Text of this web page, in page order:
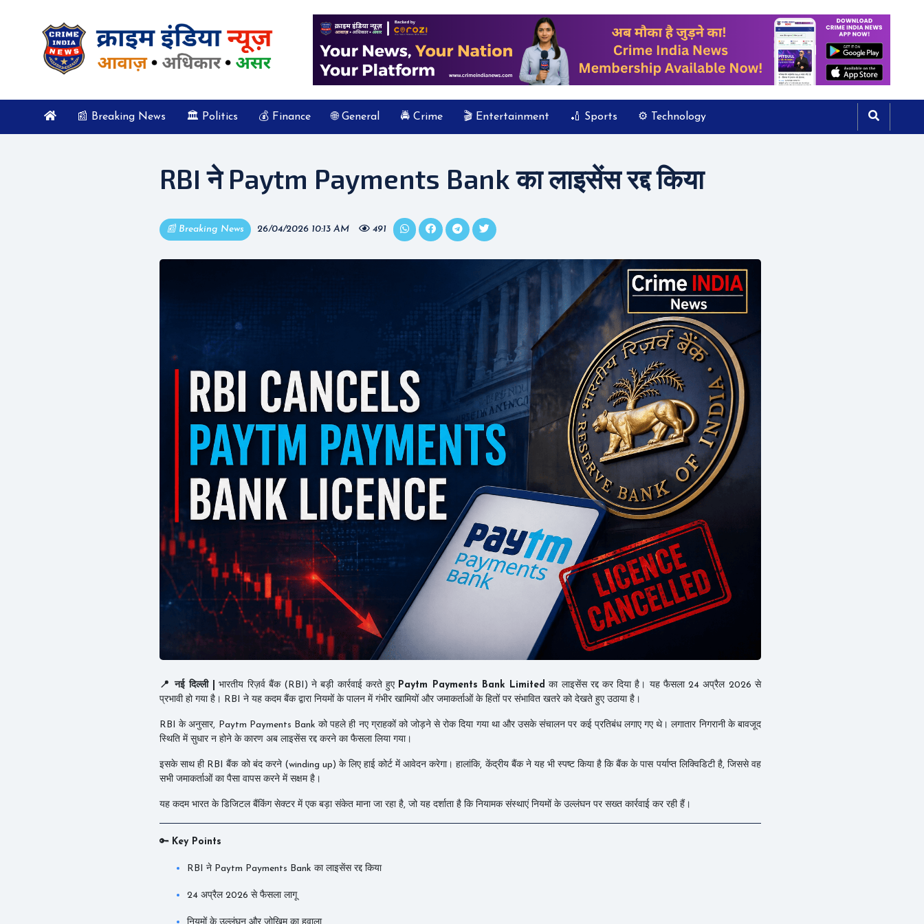
📰 Breaking News 🏛️ Politics 💰 Finance 🌐 General 🚔 Crime 🎬 Entertainment 🏏 Sports ⚙️ Technology
RBI ने Paytm Payments Bank का लाइसेंस रद्द किया
📰 Breaking News 26/04/2026 10:13 AM 491
📍 नई दिल्ली | भारतीय रिज़र्व बैंक (RBI) ने बड़ी कार्रवाई करते हुए Paytm Payments Bank Limited का लाइसेंस रद्द कर दिया है। यह फैसला 24 अप्रैल 2026 से
प्रभावी हो गया है। RBI ने यह कदम बैंक द्वारा नियमों के पालन में गंभीर खामियों और जमाकर्ताओं के हितों पर संभावित खतरे को देखते हुए उठाया है।
RBI के अनुसार, Paytm Payments Bank को पहले ही नए ग्राहकों को जोड़ने से रोक दिया गया था और उसके संचालन पर कई प्रतिबंध लगाए गए थे। लगातार निगरानी के बावजूद
स्थिति में सुधार न होने के कारण अब लाइसेंस रद्द करने का फैसला लिया गया।
इसके साथ ही RBI बैंक को बंद करने (winding up) के लिए हाई कोर्ट में आवेदन करेगा। हालांकि, केंद्रीय बैंक ने यह भी स्पष्ट किया है कि बैंक के पास पर्याप्त लिक्विडिटी है, जिससे वह
सभी जमाकर्ताओं का पैसा वापस करने में सक्षम है।
यह कदम भारत के डिजिटल बैंकिंग सेक्टर में एक बड़ा संकेत माना जा रहा है, जो यह दर्शाता है कि नियामक संस्थाएं नियमों के उल्लंघन पर सख्त कार्रवाई कर रही हैं।
🔑 Key Points
RBI ने Paytm Payments Bank का लाइसेंस रद्द किया
24 अप्रैल 2026 से फैसला लागू